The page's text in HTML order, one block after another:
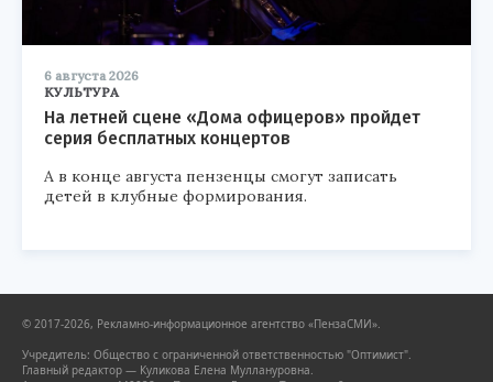
6 августа 2026
КУЛЬТУРА
На летней сцене «Дома офицеров» пройдет
серия бесплатных концертов
А в конце августа пензенцы смогут записать
детей в клубные формирования.
© 2017-2026, Рекламно-информационное агентство «ПензаСМИ».
Учредитель: Общество с ограниченной ответственностью "Оптимист".
Главный редактор — Куликова Елена Муллануровна.